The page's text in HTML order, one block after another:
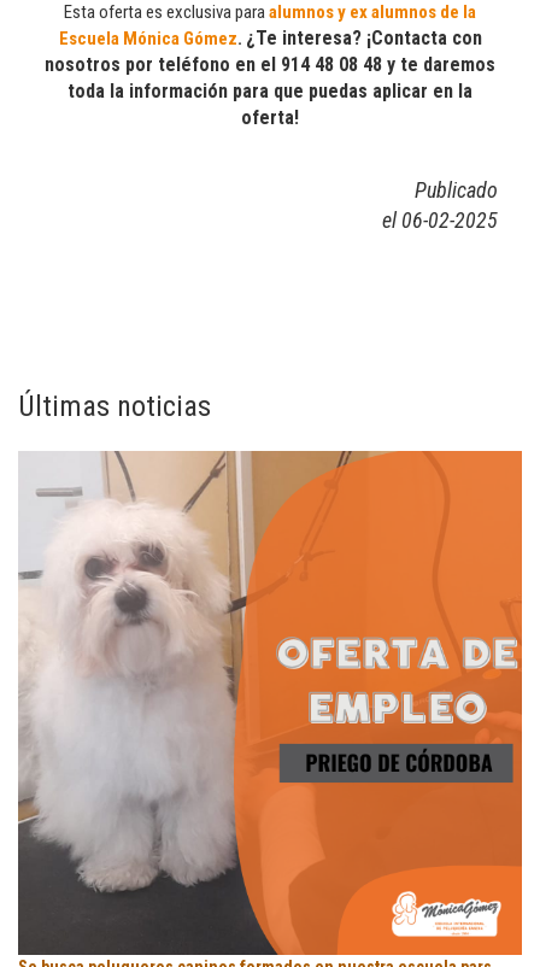
Esta oferta es exclusiva paraalumnos y ex alumnos de la
Escuela Mónica Gómez. ¿Te interesa? ¡Contacta con
nosotros por teléfono en el 914 48 08 48 y te daremos
toda la información para que puedas aplicar en la
oferta!
Publicado
el 06-02-2025
Últimas noticias